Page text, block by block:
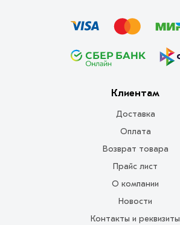
Клиентам
Доставка
Оплата
Возврат товара
Прайс лист
О компании
Новости
Контакты и реквизиты